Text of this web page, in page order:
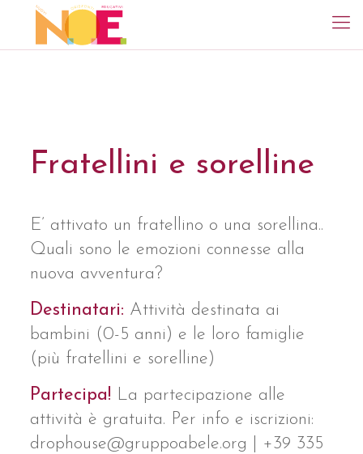
Fratellini e sorelline
E’ attivato un fratellino o una sorellina..
Quali sono le emozioni connesse alla
nuova avventura?
Destinatari: Attività destinata ai
bambini (0-5 anni) e le loro famiglie
(più fratellini e sorelline)
Partecipa! La partecipazione alle
attività è gratuita. Per info e iscrizioni:
drophouse@gruppoabele.org | +39 335